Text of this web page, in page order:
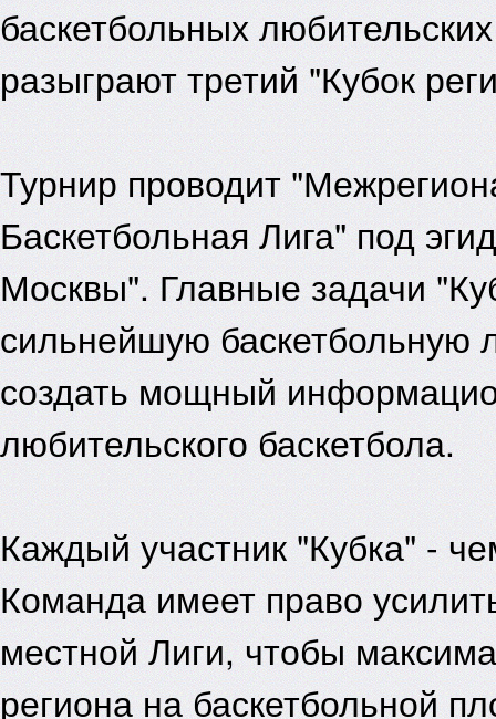
баскетбольных
разыграют третий "Кубок
Турнир проводит
Баскетбольная Лига" под
Москвы". Главные задачи
сильнейшую баскетбольную
создать мощный
любительского баскетбола.
Каждый участник "Кубка" -
Команда имеет право
местной Лиги, чтобы
региона на баскетбольной